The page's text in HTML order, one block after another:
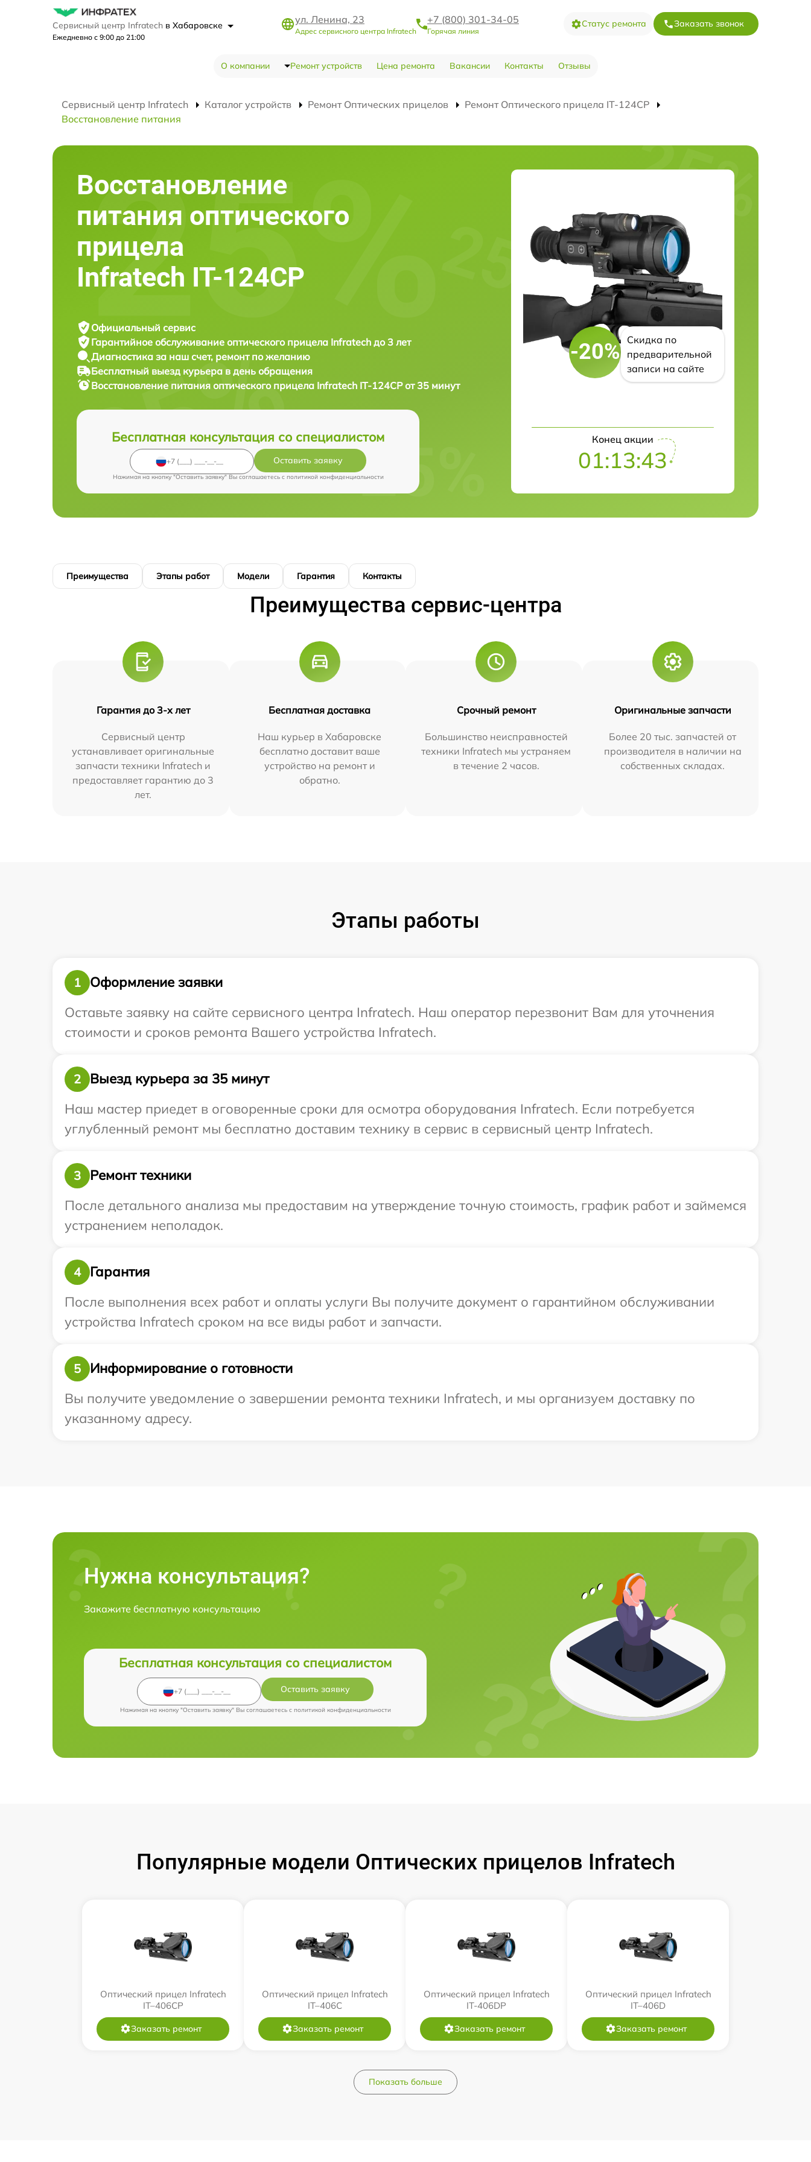
Сервисный центр Infratech в Хабаровске
Ежедневно с 9:00 до 21:00
ул. Ленина, 23
Адрес сервисного центра Infratech
+7 (800) 301-34-05
Горячая линия
Статус ремонта Заказать звонок
О компании Ремонт устройств Цена ремонта Вакансии Контакты Отзывы
Сервисный центр Infratech Каталог устройств Ремонт Оптических прицелов
Ремонт Оптического прицела IT-124CP
Восстановление питания
Восстановление
питания оптического
прицела
Infratech IT-124CP
Официальный сервис
Гарантийное обслуживание оптического прицела Infratech до 3 лет
Диагностика за наш счет, ремонт по желанию
Бесплатный выезд курьера в день обращения
Восстановление питания оптического прицела Infratech IT-124CP от 35 минут
Бесплатная консультация со специалистом
Оставить заявку
Нажимая на кнопку "Оставить заявку" Вы соглашаетесь c политикой конфиденциальности
-20%
Скидка по
предварительной
записи на сайте
Конец акции
01:13:42
Преимущества Этапы работ Модели Гарантия Контакты
Преимущества сервис-центра
Гарантия до 3-х лет
Сервисный центр
устанавливает оригинальные
запчасти техники Infratech и
предоставляет гарантию до 3
лет.
Бесплатная доставка
Наш курьер в Хабаровске
бесплатно доставит ваше
устройство на ремонт и
обратно.
Срочный ремонт
Большинство неисправностей
техники Infratech мы устраняем
в течение 2 часов.
Оригинальные запчасти
Более 20 тыс. запчастей от
производителя в наличии на
собственных складах.
Этапы работы
1
Оформление заявки
Оставьте заявку на сайте сервисного центра Infratech. Наш оператор перезвонит Вам для уточнения
стоимости и сроков ремонта Вашего устройства Infratech.
2
Выезд курьера за 35 минут
Наш мастер приедет в оговоренные сроки для осмотра оборудования Infratech. Если потребуется
углубленный ремонт мы бесплатно доставим технику в сервис в сервисный центр Infratech.
3
Ремонт техники
После детального анализа мы предоставим на утверждение точную стоимость, график работ и займемся
устранением неполадок.
4
Гарантия
После выполнения всех работ и оплаты услуги Вы получите документ о гарантийном обслуживании
устройства Infratech сроком на все виды работ и запчасти.
5
Информирование о готовности
Вы получите уведомление о завершении ремонта техники Infratech, и мы организуем доставку по
указанному адресу.
Нужна консультация?
Закажите бесплатную консультацию
Бесплатная консультация со специалистом
Оставить заявку
Нажимая на кнопку "Оставить заявку" Вы соглашаетесь c политикой конфиденциальности
Популярные модели Оптических прицелов Infratech
Оптический прицел Infratech
IT–406СP
Заказать ремонт
Оптический прицел Infratech
IT–406С
Заказать ремонт
Оптический прицел Infratech
IT-406DP
Заказать ремонт
Оптический прицел Infratech
IT–406D
Заказать ремонт
Показать больше